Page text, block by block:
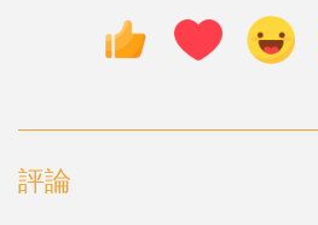
評論